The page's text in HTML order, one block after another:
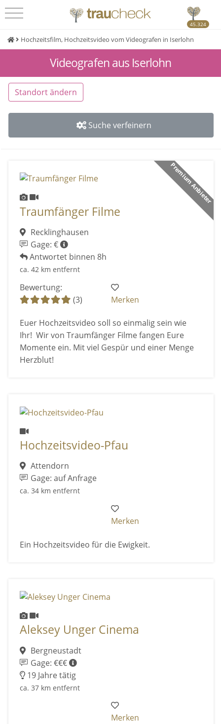
45.324
Hochzeitsfilm, Hochzeitsvideo vom Videografen in Iserlohn
Videografen aus Iserlohn
Standort ändern
Suche verfeinern
Premium Anbieter
Traumfänger Filme
Recklinghausen
Gage: €
Antwortet binnen 8h
ca. 42 km entfernt
Bewertung:
(3)
Merken
Euer Hochzeitsvideo soll so einmalig sein wie
Ihr! Wir von Traumfänger Filme fangen Eure
Momente ein. Mit viel Gespür und einer Menge
Herzblut!
Hochzeitsvideo-Pfau
Attendorn
Gage: auf Anfrage
ca. 34 km entfernt
Merken
Ein Hochzeitsvideo für die Ewigkeit.
Aleksey Unger Cinema
Bergneustadt
Gage: €€€
19 Jahre tätig
ca. 37 km entfernt
Merken